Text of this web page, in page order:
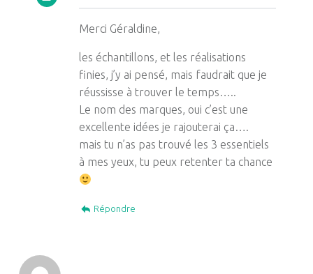
Merci Géraldine,
les échantillons, et les réalisations
finies, j’y ai pensé, mais faudrait que je
réussisse à trouver le temps…..
Le nom des marques, oui c’est une
excellente idées je rajouterai ça….
mais tu n’as pas trouvé les 3 essentiels
à mes yeux, tu peux retenter ta chance
Répondre